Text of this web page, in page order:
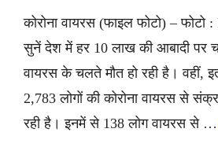
कोरोना वायरस (फाइल फोटो) –
सुनें देश में हर 10 लाख की आबादी पर
वायरस के चलते मौत हो रही है। वहीं,
2,783 लोगों की कोरोना वायरस से
रही है। इनमें से 138 लोग वायरस से …